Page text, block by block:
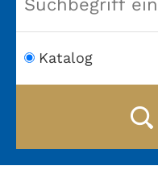
Katalog